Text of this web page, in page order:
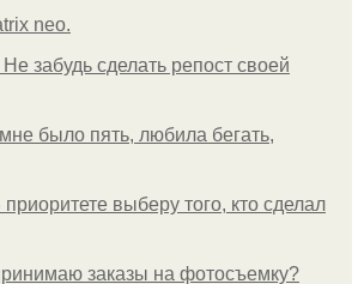
neo.
забудь сделать репост своей
было пять, любила бегать,
выберу того, кто сделал
заказы на фотосъемку?